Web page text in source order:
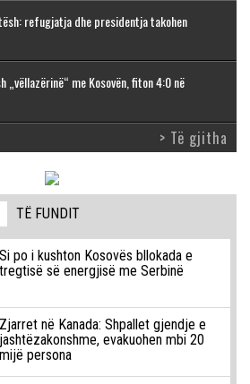
refugjatja dhe presidentja takohen
„vëllazërinë“ me Kosovën, fiton 4:0 në
> Të gjitha
TË FUNDIT
Si po i kushton Kosovës bllokada e
tregtisë së energjisë me Serbinë
Zjarret në Kanada: Shpallet gjendje e
jashtëzakonshme, evakuohen mbi 20
mijë persona